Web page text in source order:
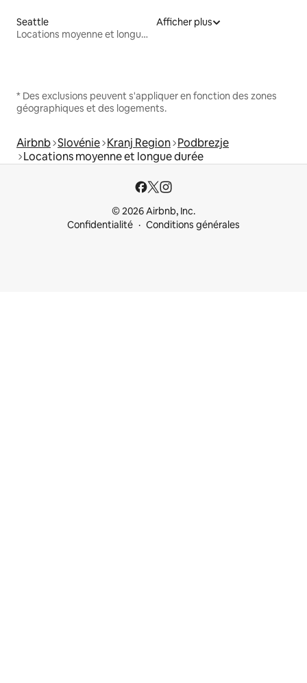
Seattle
Locations moyenne et longue durée
Afficher plus
* Des exclusions peuvent s'appliquer en fonction des zones
géographiques et des logements.
Airbnb Slovénie Kranj Region Podbrezje
Locations moyenne et longue durée
© 2026 Airbnb, Inc.
Confidentialité
Conditions générales